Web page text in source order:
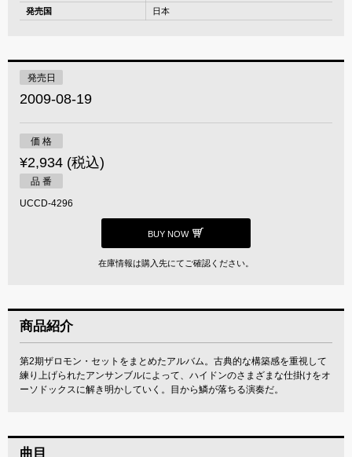
発売国
日本
発売日
2009-08-19
価 格
¥2,934 (税込)
品 番
UCCD-4296
BUY NOW
在庫情報は購入先にてご確認ください。
商品紹介
第2期ザロモン・セットをまとめたアルバム。古典的な構築感を重視して
練り上げられたアンサンブルによって、ハイドンのさまざまな仕掛けをオ
ーソドックスに解き明かしていく。目から鱗が落ちる演奏だ。
曲目